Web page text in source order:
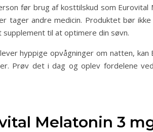
før brug af kosttilskud som
tager andre medicin. Produktet bør
til at optimere din søvn.
hyppige opvågninger om natten, kan
Prøv det i dag og oplev fordelene
Melatonin 3